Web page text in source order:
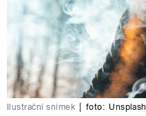
Ilustrační snímek foto: Unsplash